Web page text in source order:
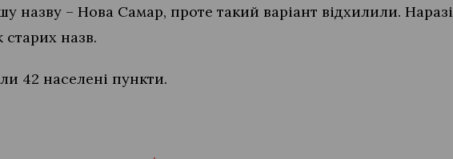
назву – Нова Самар, проте такий варіант відхилили. Наразі
назв.
42 населені пункти.